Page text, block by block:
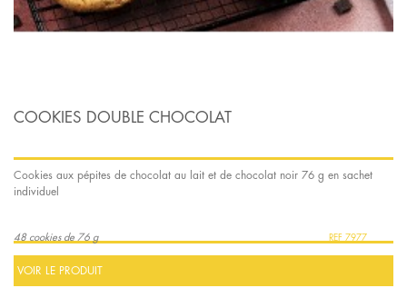
COOKIES DOUBLE CHOCOLAT
Cookies aux pépites de chocolat au lait et de chocolat noir 76 g en sachet
individuel
48 cookies de 76 g 7977
VOIR LE PRODUIT